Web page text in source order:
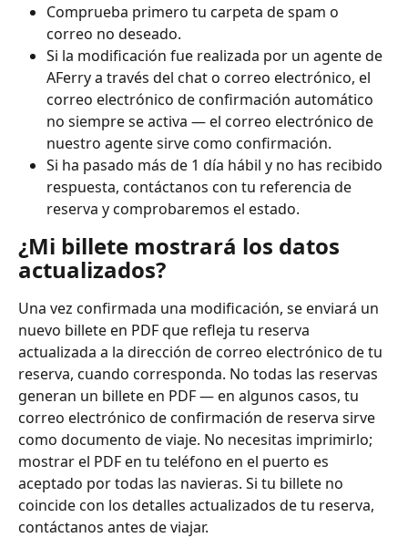
Comprueba primero tu carpeta de spam o
correo no deseado.
Si la modificación fue realizada por un agente de
AFerry a través del chat o correo electrónico, el
correo electrónico de confirmación automático
no siempre se activa — el correo electrónico de
nuestro agente sirve como confirmación.
Si ha pasado más de 1 día hábil y no has recibido
respuesta, contáctanos con tu referencia de
reserva y comprobaremos el estado.
¿Mi billete mostrará los datos
actualizados?
Una vez confirmada una modificación, se enviará un
nuevo billete en PDF que refleja tu reserva
actualizada a la dirección de correo electrónico de tu
reserva, cuando corresponda. No todas las reservas
generan un billete en PDF — en algunos casos, tu
correo electrónico de confirmación de reserva sirve
como documento de viaje. No necesitas imprimirlo;
mostrar el PDF en tu teléfono en el puerto es
aceptado por todas las navieras. Si tu billete no
coincide con los detalles actualizados de tu reserva,
contáctanos antes de viajar.